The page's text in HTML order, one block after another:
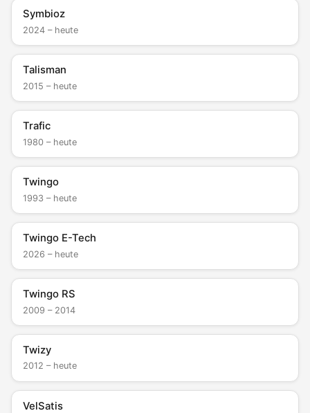
Symbioz
2024 – heute
Talisman
2015 – heute
Trafic
1980 – heute
Twingo
1993 – heute
Twingo E-Tech
2026 – heute
Twingo RS
2009 – 2014
Twizy
2012 – heute
VelSatis